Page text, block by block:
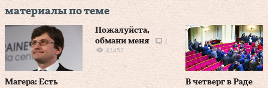
материалы по теме
Магера: Есть
Пожалуйста,
обмани меня
1
41452
В четверг в Раде